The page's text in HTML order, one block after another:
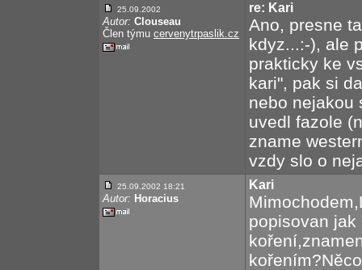
25.09.2002
Autor: Clouseau
Člen týmu cervenytrpaslik.cz
re: Kari
Ano, presne
kdyz...:-), ale
prakticky ke
kari", pak si
nebo nejakou
uvedl fazole
zname
vzdy slo o
25.09.2002 18:21
Autor: Horacius
Kari
popisovan